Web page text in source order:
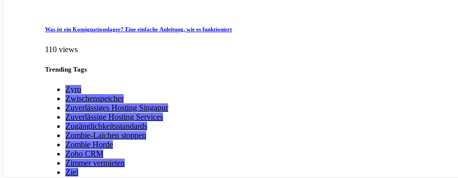
Was ist ein Konsignationslager? Eine einfache Anleitung, wie es funktioniert
110 views
Trending Tags
Zyro
Zwischenspeicher
Zuverlässiges Hosting Singapur
Zuverlässige Hosting Services
Zugänglichkeitsstandards
Zombie-Laichen stoppen
Zombie Horde
Zoho CRM
Zimmer vermieten
Ziel